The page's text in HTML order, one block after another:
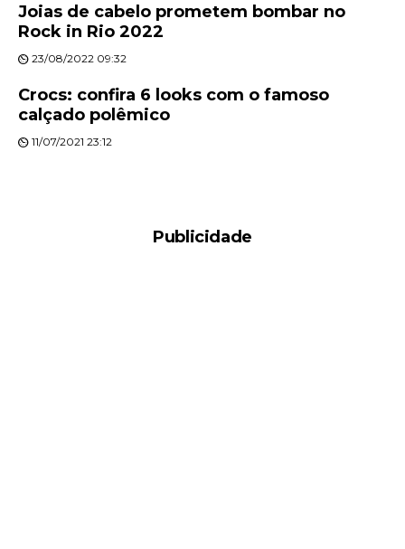
Joias de cabelo prometem bombar no
Rock in Rio 2022
23/08/2022 09:32
Crocs: confira 6 looks com o famoso
calçado polêmico
11/07/2021 23:12
Publicidade